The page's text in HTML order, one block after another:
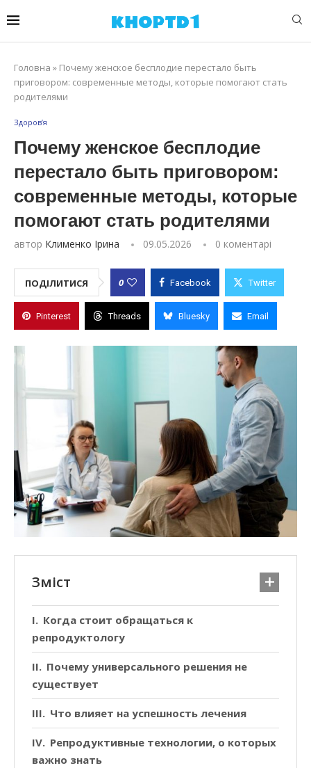
Головна » Почему женское бесплодие перестало быть
приговором: современные методы, которые помогают стать
родителями
Здоров’я
Почему женское бесплодие
перестало быть приговором:
современные методы, которые
помогают стать родителями
автор Клименко Ірина 09.05.2026 0 коментарі
ПОДІЛИТИСЯ 0 Facebook Twitter
Pinterest Threads Bluesky Email
Зміст
Когда стоит обращаться к
репродуктологу
Почему универсального решения не
существует
Что влияет на успешность лечения
Репродуктивные технологии, о которых
важно знать